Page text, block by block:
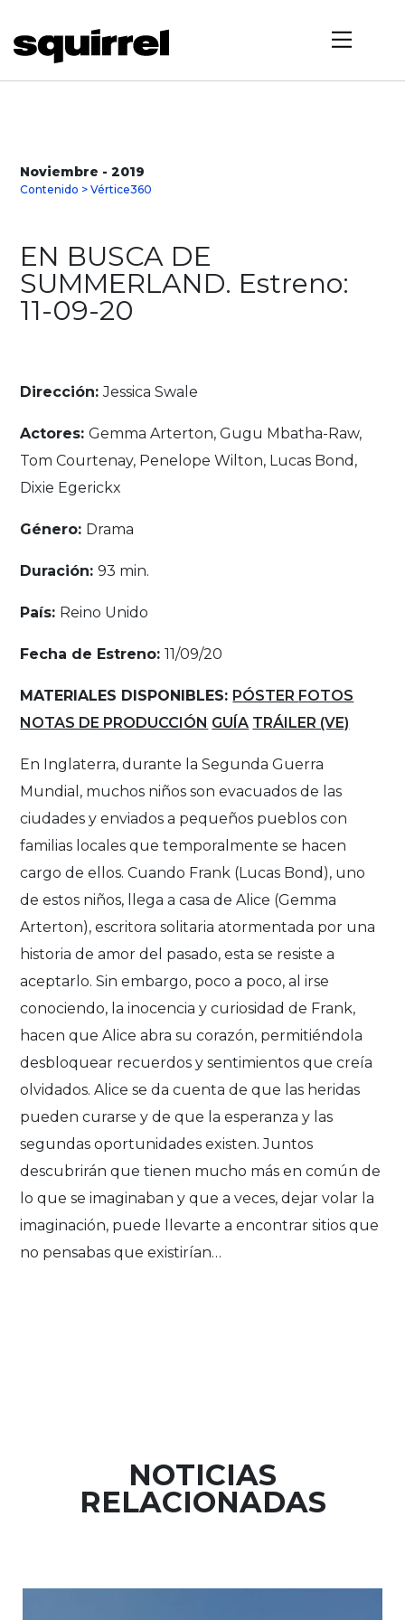
Noviembre - 2019
Contenido > Vértice360
EN BUSCA DE
SUMMERLAND. Estreno:
11-09-20
Dirección:Jessica Swale
Actores:Gemma Arterton, Gugu Mbatha-Raw,
Tom Courtenay, Penelope Wilton, Lucas Bond,
Dixie Egerickx
Género: Drama
Duración:93 min.
País: Reino Unido
Fecha de Estreno:11/09/20
MATERIALES DISPONIBLES: PÓSTER FOTOS
NOTAS DE PRODUCCIÓN GUÍA TRÁILER (VE)
En Inglaterra, durante la Segunda Guerra
Mundial, muchos niños son evacuados de las
ciudades y enviados a pequeños pueblos con
familias locales que temporalmente se hacen
cargo de ellos. Cuando Frank (Lucas Bond), uno
de estos niños, llega a casa de Alice (Gemma
Arterton), escritora solitaria atormentada por una
historia de amor del pasado, esta se resiste a
aceptarlo. Sin embargo, poco a poco, al irse
conociendo, la inocencia y curiosidad de Frank,
hacen que Alice abra su corazón, permitiéndola
desbloquear recuerdos y sentimientos que creía
olvidados. Alice se da cuenta de que las heridas
pueden curarse y de que la esperanza y las
segundas oportunidades existen. Juntos
descubrirán que tienen mucho más en común de
lo que se imaginaban y que a veces, dejar volar la
imaginación, puede llevarte a encontrar sitios que
no pensabas que existirían…
NOTICIAS
RELACIONADAS